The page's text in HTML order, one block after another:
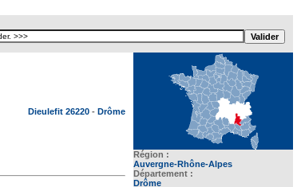
Région :
Auvergne-Rhône-Alpes
Département :
Drôme
Dieulefit 26220 - Drôme